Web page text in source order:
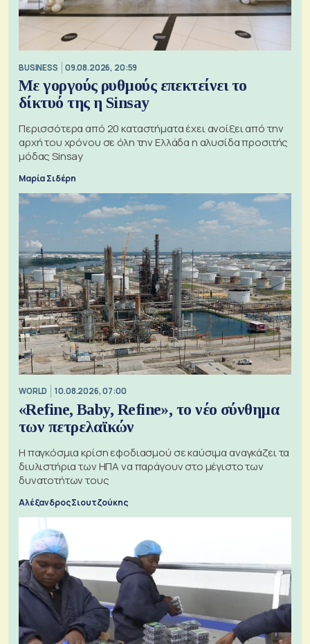
BUSINESS 09.08.2026, 20:59
Με γοργούς ρυθμούς επεκτείνει το
δίκτυό της η Sinsay
Περισσότερα από 20 καταστήματα έχει ανοίξει από την
αρχή του χρόνου σε όλη την Ελλάδα η αλυσίδα προσιτής
μόδας Sinsay
Μαρία Σιδέρη
WORLD 10.08.2026, 07:00
«Refine, Baby, Refine», το νέο σύνθημα
των πετρελαϊκών
Η παγκόσμια κρίση εφοδιασμού σε καύσιμα αναγκάζει τα
διυλιστήρια των ΗΠΑ να παράγουν στο μέγιστο των
δυνατοτήτων τους
Αλέξανδρος Σιουτζούκης